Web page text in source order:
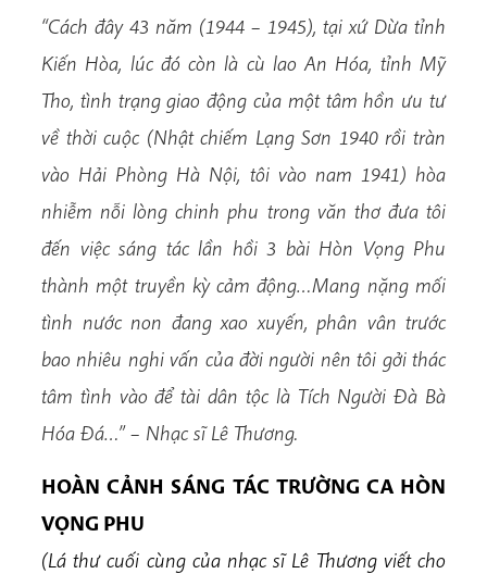
“Cách đây 43 năm (1944 – 1945), tại xứ Dừa tỉnh
Kiến Hòa, lúc đó còn là cù lao An Hóa, tỉnh Mỹ
Tho, tình trạng giao động của một tâm hồn ưu tư
về thời cuộc (Nhật chiếm Lạng Sơn 1940 rồi tràn
vào Hải Phòng Hà Nội, tôi vào nam 1941) hòa
nhiễm nỗi lòng chinh phu trong văn thơ đưa tôi
đến việc sáng tác lần hồi 3 bài Hòn Vọng Phu
thành một truyền kỳ cảm động…Mang nặng mối
tình nước non đang xao xuyến, phân vân trước
bao nhiêu nghi vấn của đời người nên tôi gởi thác
tâm tình vào để tài dân tộc là Tích Người Đà Bà
Hóa Đá…” – Nhạc sĩ Lê Thương.
HOÀN CẢNH SÁNG TÁC TRƯỜNG CA HÒN
VỌNG PHU
(Lá thư cuối cùng của nhạc sĩ Lê Thương viết cho